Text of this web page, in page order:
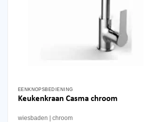
EENKNOPSBEDIENING
Keukenkraan Casma chroom
wiesbaden chroom